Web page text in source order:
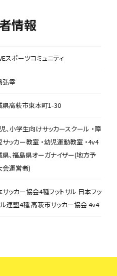
情報
スポーツコミュニティ
弘幸
県高萩市東本町1-30
児、小学生向けサッカースクール ・障
ッカー教室 ・幼児運動教室 ・4v4
県、福島県オーガナイザー(地方予
会運営者)
サッカー協会4種フットサル 日本フッ
ル連盟4種 高萩市サッカー協会 4v4